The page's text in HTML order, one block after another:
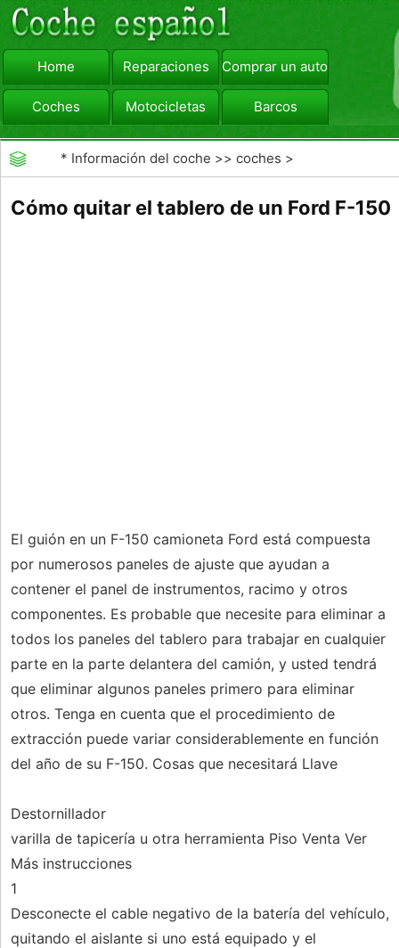
Home Reparaciones Comprar un automóvil
Coches Motocicletas Barcos
viajar Camiones
* Información del coche >>coches >
Cómo quitar el tablero de un Ford F-150
El guión en un F-150 camioneta Ford está compuesta
por numerosos paneles de ajuste que ayudan a
contener el panel de instrumentos, racimo y otros
componentes. Es probable que necesite para eliminar a
todos los paneles del tablero para trabajar en cualquier
parte en la parte delantera del camión, y usted tendrá
que eliminar algunos paneles primero para eliminar
otros. Tenga en cuenta que el procedimiento de
extracción puede variar considerablemente en función
del año de su F-150. Cosas que necesitará Llave
Destornillador
varilla de tapicería u otra herramienta Piso Venta Ver
Más instrucciones
1
Desconecte el cable negativo de la batería del vehículo,
quitando el aislante si uno está equipado y el